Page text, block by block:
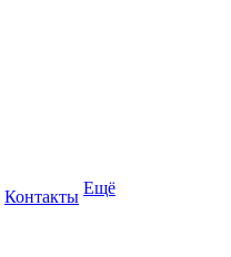
Контакты Ещё